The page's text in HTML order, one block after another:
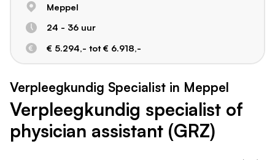
Meppel
24 - 36 uur
€ 5.294,- tot € 6.918,-
Verpleegkundig Specialist in Meppel
Verpleegkundig specialist of
physician assistant (GRZ)